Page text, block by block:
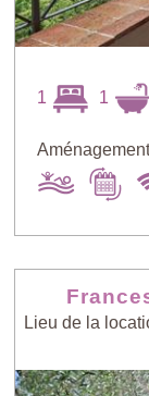
1 1
Lieu de la